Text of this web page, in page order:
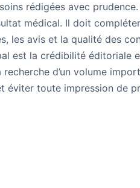
rédigées avec
médical. Il doit
les avis et la qualité des
est la crédibilité éditoriale
d’un volume
éviter toute impression de